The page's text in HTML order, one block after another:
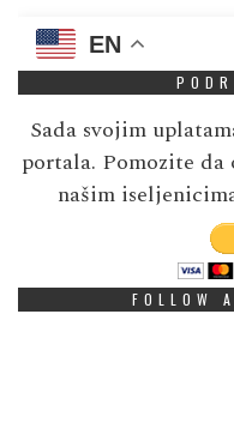
EN
Sada svojim
portala. Pomozite da
našim
FOLLOW